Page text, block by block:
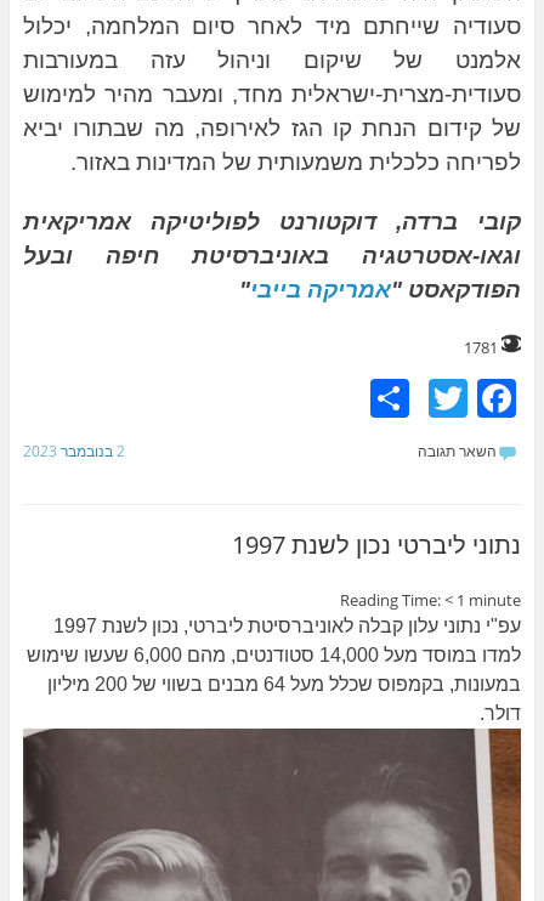
סעודיה שייחתם מיד לאחר סיום המלחמה, יכלול
אלמנט של שיקום וניהול עזה במעורבות
סעודית-מצרית-ישראלית מחד, ומעבר מהיר למימוש
של קידום הנחת קו הגז לאירופה, מה שבתורו יביא
לפריחה כלכלית משמעותית של המדינות באזור.
קובי ברדה, דוקטורנט לפוליטיקה אמריקאית
וגאו-אסטרטגיה באוניברסיטת חיפה ובעל
הפודקאסט "אמריקה בייבי"
1781
F
a
c
b
o
o
k
T
w
itt
S
2 בנובמבר 2023 השאר תגובה
נתוני ליברטי נכון לשנת 1997
Reading Time:< 1 minute
עפ"י נתוני עלון קבלה לאוניברסיטת ליברטי, נכון לשנת 1997
למדו במוסד מעל 14,000 סטודנטים, מהם 6,000 שעשו שימוש
במעונות, בקמפוס שכלל מעל 64 מבנים בשווי של 200 מיליון
דולר.